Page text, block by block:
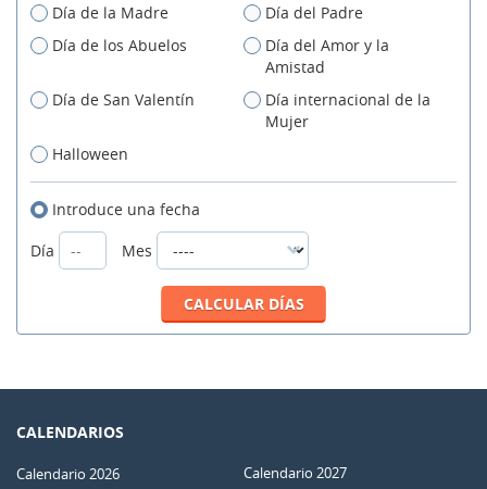
Día de la Madre
Día del Padre
Día de los Abuelos
Día del Amor y la
Amistad
Día de San Valentín
Día internacional de la
Mujer
Halloween
Introduce una fecha
Día
Mes
CALENDARIOS
Calendario 2026 Calendario 2027